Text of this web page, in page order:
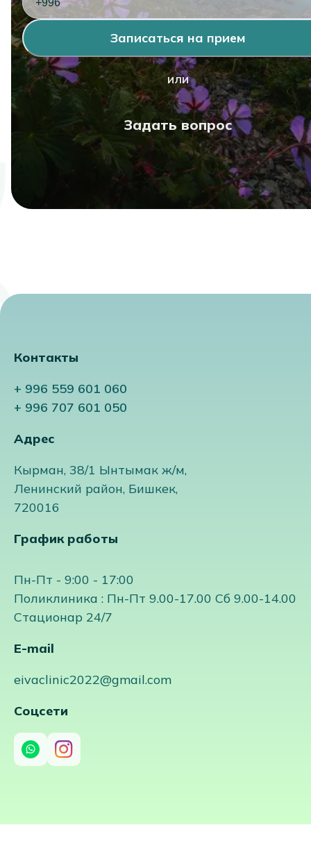
Записаться на прием
или
Задать вопрос
Контакты
+ 996 559 601 060
+ 996 707 601 050
Адрес
Кырман, 38/1 Ынтымак ж/м,
Ленинский район, Бишкек,
720016
График работы
Пн-Пт - 9:00 - 17:00
Поликлиника : Пн-Пт 9.00-17.00 Сб 9.00-14.00
Стационар 24/7
E-mail
eivaclinic2022@gmail.com
Соцсети